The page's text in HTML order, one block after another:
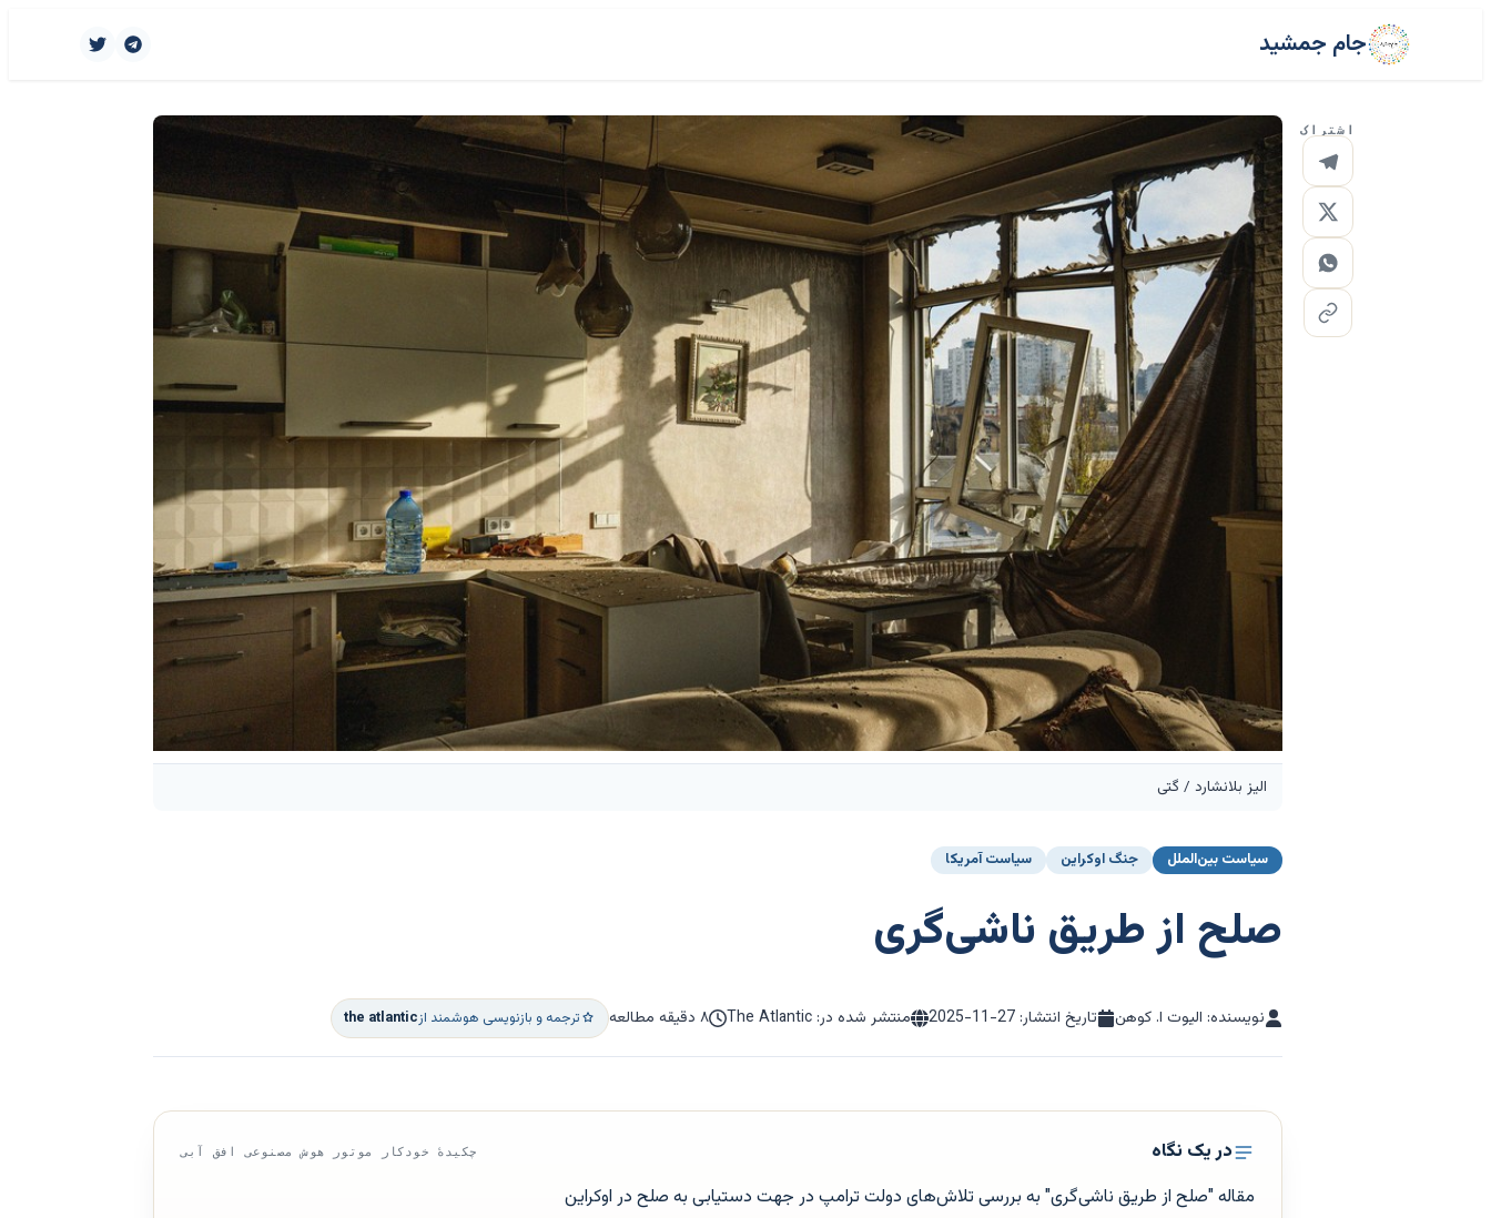
جام جمشید
اشتراک
الیز بلانشارد / گتی
سیاست بین‌الملل جنگ اوکراین سیاست آمریکا
صلح از طریق ناشی‌گری
نویسنده: الیوت ا. کوهن تاریخ انتشار: 2025-11-27 منتشر شده در: The Atlantic ۸ دقیقه مطالعه ترجمه و بازنویسی هوشمند ازthe atlantic
در یک نگاه چکیدهٔ خودکار موتور هوش مصنوعی افق آبی
مقاله "صلح از طریق ناشی‌گری" به بررسی تلاش‌های دولت ترامپ در جهت دستیابی به صلح در اوکراین